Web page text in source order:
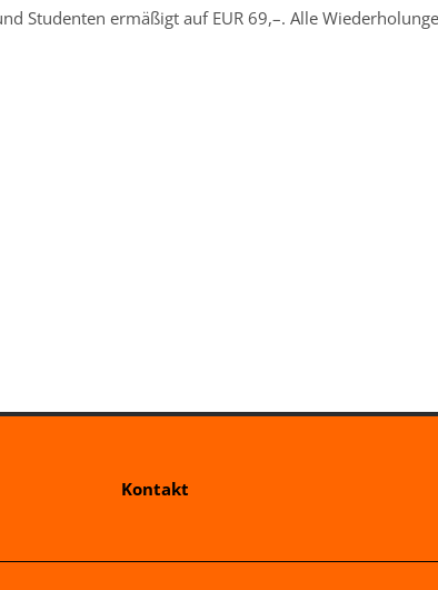
Studenten ermäßigt auf EUR 69,–. Alle
Kontakt